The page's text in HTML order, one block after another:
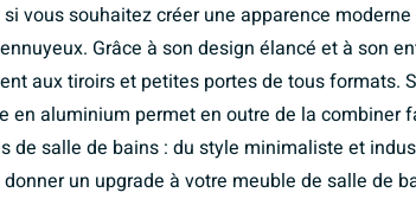
vous souhaitez créer une apparence
Grâce à son design élancé et à son
aux tiroirs et petites portes de tous formats.
en aluminium permet en outre de la combiner
de salle de bains : du style minimaliste et
un upgrade à votre meuble de salle de